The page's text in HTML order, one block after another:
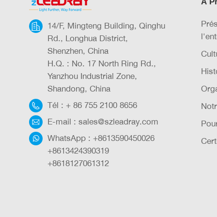
14/F, Mingteng Building, Qinghu
Rd., Longhua District,
Shenzhen, China
H.Q. : No. 17 North Ring Rd.,
Yanzhou Industrial Zone,
Shandong, China
Tél : + 86 755 2100 8656
E-mail : sales@szleadray.com
WhatsApp : +8613590450026
+8613424390319
+8618127061312